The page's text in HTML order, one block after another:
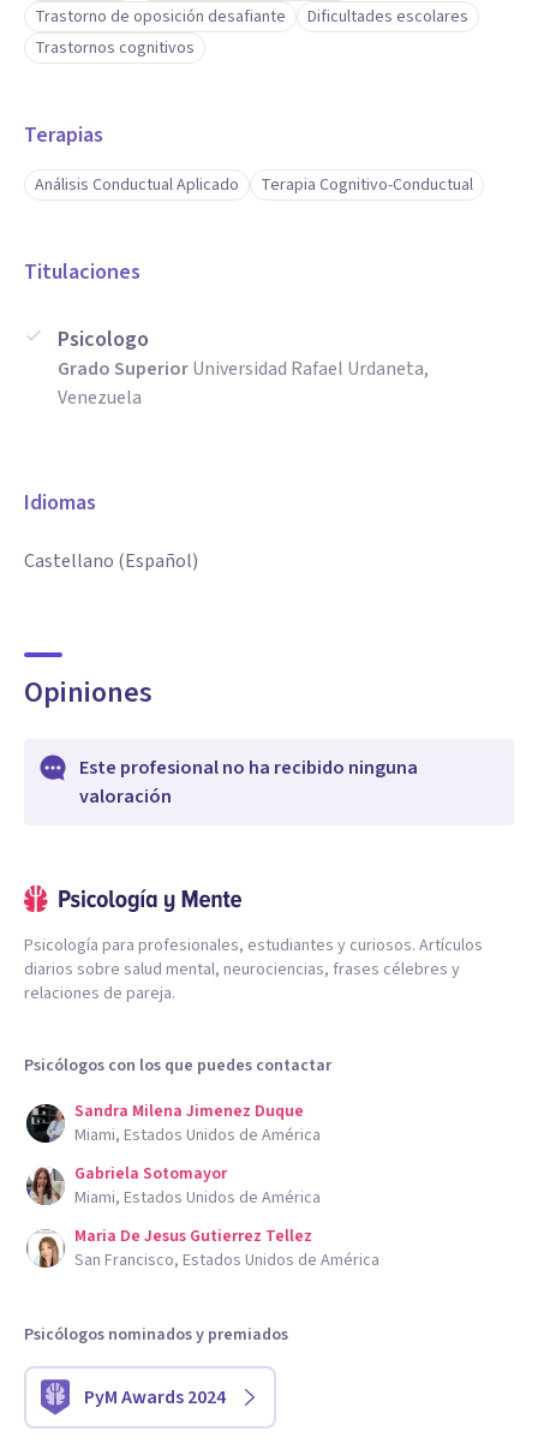
Abordaje Familiar e Institucional
Orientación a Padres: Capacidad para guiar en pautas de
con el entorno escolar y especialistas médicos (pediatras,
diagnósticos complejos con sensibilidad y generar rapport
rápido con menores y adultos.
Trastorno de oposición desafiante
Dificultades escolares
Trastornos cognitivos
Terapias
Análisis Conductual Aplicado Terapia Cognitivo-Conductual
Titulaciones
Psicologo
Grado SuperiorUniversidad Rafael Urdaneta,
Venezuela
Idiomas
Castellano (Español)
Opiniones
Este profesional no ha recibido ninguna
valoración
Psicología para profesionales, estudiantes y curiosos. Artículos
diarios sobre salud mental, neurociencias, frases célebres y
relaciones de pareja.
Psicólogos con los que puedes contactar
Sandra Milena Jimenez Duque
Miami, Estados Unidos de América
Gabriela Sotomayor
Miami, Estados Unidos de América
Maria De Jesus Gutierrez Tellez
San Francisco, Estados Unidos de América
Psicólogos nominados y premiados
PyM Awards 2024